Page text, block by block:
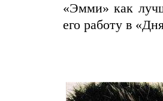
«Эмми» как
его работу в